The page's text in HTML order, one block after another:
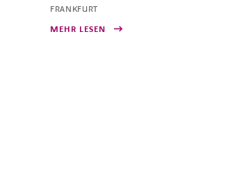
FRANKFURT
MEHR LESEN